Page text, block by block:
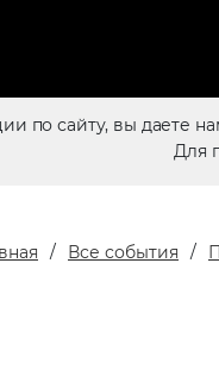
по сайту, вы даете
Для
любимой
радио
Все события